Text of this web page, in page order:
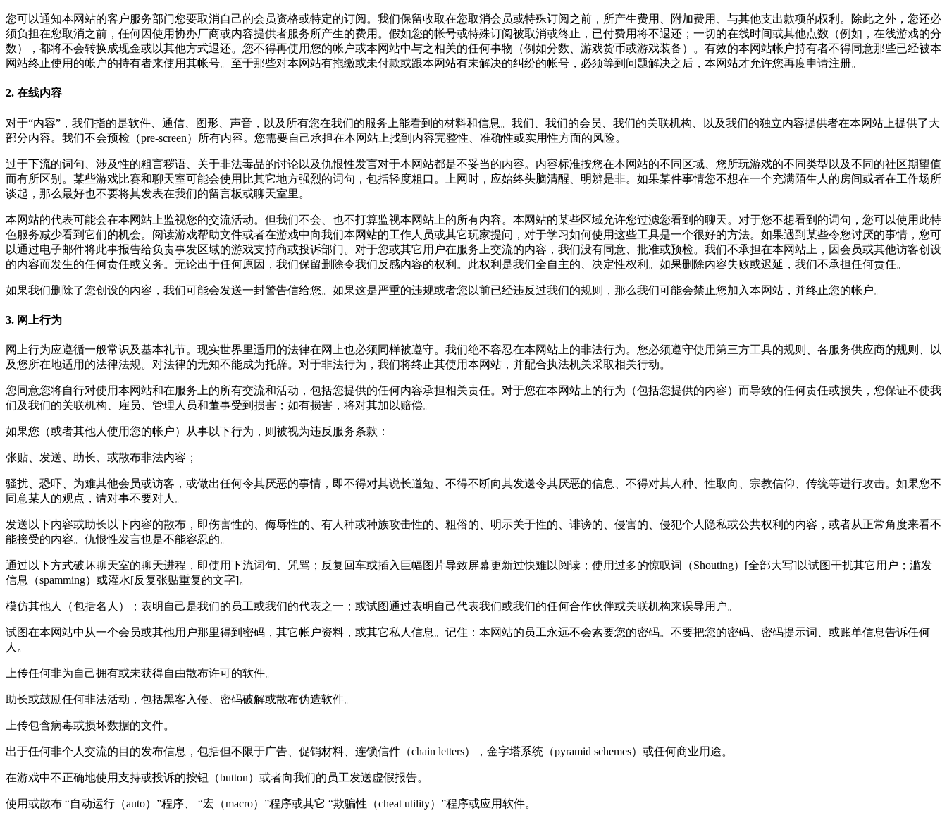
您可以通知本网站的客户服务部门您要取消自己的会员资格或特定的订阅。我们保留收取在您取消会员或特殊订阅之前，所产生费用、附加费用、与其他支出款项的权利。除此之外，您还必
须负担在您取消之前，任何因使用协办厂商或内容提供者服务所产生的费用。假如您的帐号或特殊订阅被取消或终止，已付费用将不退还；一切的在线时间或其他点数（例如，在线游戏的分
数），都将不会转换成现金或以其他方式退还。您不得再使用您的帐户或本网站中与之相关的任何事物（例如分数、游戏货币或游戏装备）。有效的本网站帐户持有者不得同意那些已经被本
网站终止使用的帐户的持有者来使用其帐号。至于那些对本网站有拖缴或未付款或跟本网站有未解决的纠纷的帐号，必须等到问题解决之后，本网站才允许您再度申请注册。
2. 在线内容
对于“内容”，我们指的是软件、通信、图形、声音，以及所有您在我们的服务上能看到的材料和信息。我们、我们的会员、我们的关联机构、以及我们的独立内容提供者在本网站上提供了大
部分内容。我们不会预检（pre-screen）所有内容。您需要自己承担在本网站上找到内容完整性、准确性或实用性方面的风险。
过于下流的词句、涉及性的粗言秽语、关于非法毒品的讨论以及仇恨性发言对于本网站都是不妥当的内容。内容标准按您在本网站的不同区域、您所玩游戏的不同类型以及不同的社区期望值
而有所区别。某些游戏比赛和聊天室可能会使用比其它地方强烈的词句，包括轻度粗口。上网时，应始终头脑清醒、明辨是非。如果某件事情您不想在一个充满陌生人的房间或者在工作场所
谈起，那么最好也不要将其发表在我们的留言板或聊天室里。
本网站的代表可能会在本网站上监视您的交流活动。但我们不会、也不打算监视本网站上的所有内容。本网站的某些区域允许您过滤您看到的聊天。对于您不想看到的词句，您可以使用此特
色服务减少看到它们的机会。阅读游戏帮助文件或者在游戏中向我们本网站的工作人员或其它玩家提问，对于学习如何使用这些工具是一个很好的方法。如果遇到某些令您讨厌的事情，您可
以通过电子邮件将此事报告给负责事发区域的游戏支持商或投诉部门。对于您或其它用户在服务上交流的内容，我们没有同意、批准或预检。我们不承担在本网站上，因会员或其他访客创设
的内容而发生的任何责任或义务。无论出于任何原因，我们保留删除令我们反感内容的权利。此权利是我们全自主的、决定性权利。如果删除内容失败或迟延，我们不承担任何责任。
如果我们删除了您创设的内容，我们可能会发送一封警告信给您。如果这是严重的违规或者您以前已经违反过我们的规则，那么我们可能会禁止您加入本网站，并终止您的帐户。
3. 网上行为
网上行为应遵循一般常识及基本礼节。现实世界里适用的法律在网上也必须同样被遵守。我们绝不容忍在本网站上的非法行为。您必须遵守使用第三方工具的规则、各服务供应商的规则、以
及您所在地适用的法律法规。对法律的无知不能成为托辞。对于非法行为，我们将终止其使用本网站，并配合执法机关采取相关行动。
您同意您将自行对使用本网站和在服务上的所有交流和活动，包括您提供的任何内容承担相关责任。对于您在本网站上的行为（包括您提供的内容）而导致的任何责任或损失，您保证不使我
们及我们的关联机构、雇员、管理人员和董事受到损害；如有损害，将对其加以赔偿。
如果您（或者其他人使用您的帐户）从事以下行为，则被视为违反服务条款：
张贴、发送、助长、或散布非法内容；
骚扰、恐吓、为难其他会员或访客，或做出任何令其厌恶的事情，即不得对其说长道短、不得不断向其发送令其厌恶的信息、不得对其人种、性取向、宗教信仰、传统等进行攻击。如果您不
同意某人的观点，请对事不要对人。
发送以下内容或助长以下内容的散布，即伤害性的、侮辱性的、有人种或种族攻击性的、粗俗的、明示关于性的、诽谤的、侵害的、侵犯个人隐私或公共权利的内容，或者从正常角度来看不
能接受的内容。仇恨性发言也是不能容忍的。
通过以下方式破坏聊天室的聊天进程，即使用下流词句、咒骂；反复回车或插入巨幅图片导致屏幕更新过快难以阅读；使用过多的惊叹词（Shouting）[全部大写]以试图干扰其它用户；滥发
信息（spamming）或灌水[反复张贴重复的文字]。
模仿其他人（包括名人）；表明自己是我们的员工或我们的代表之一；或试图通过表明自己代表我们或我们的任何合作伙伴或关联机构来误导用户。
试图在本网站中从一个会员或其他用户那里得到密码，其它帐户资料，或其它私人信息。记住：本网站的员工永远不会索要您的密码。不要把您的密码、密码提示词、或账单信息告诉任何
人。
上传任何非为自己拥有或未获得自由散布许可的软件。
助长或鼓励任何非法活动，包括黑客入侵、密码破解或散布伪造软件。
上传包含病毒或损坏数据的文件。
出于任何非个人交流的目的发布信息，包括但不限于广告、促销材料、连锁信件（chain letters），金字塔系统（pyramid schemes）或任何商业用途。
在游戏中不正确地使用支持或投诉的按钮（button）或者向我们的员工发送虚假报告。
使用或散布 “自动运行（auto）”程序、 “宏（macro）”程序或其它 “欺骗性（cheat utility）”程序或应用软件。